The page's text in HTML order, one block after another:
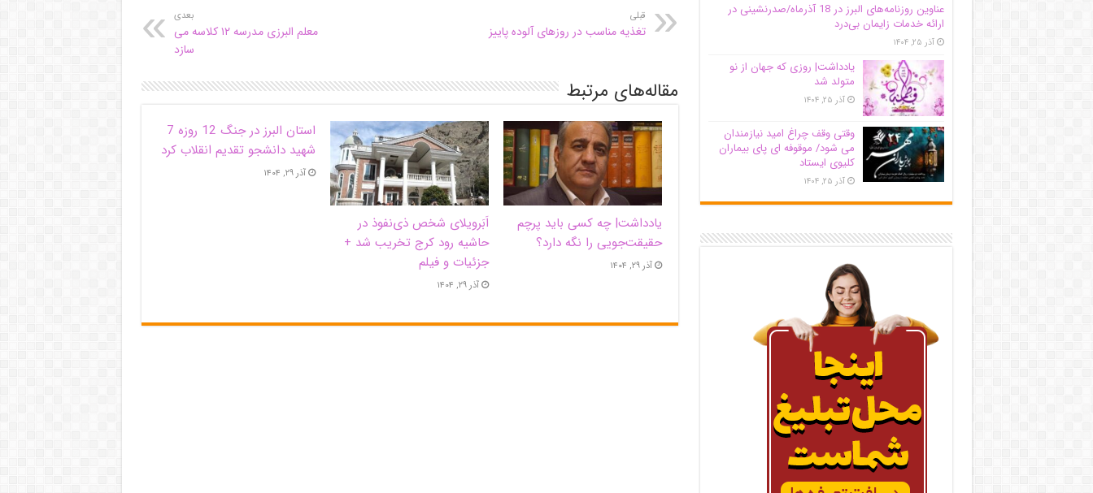
قبلی
تغذیه مناسب در روز‌های آلوده پاییز
بعدی
معلم البرزی مدرسه ۱۲ کلاسه می
سازد
مقاله‌های مرتبط
یادداشت| ‌چه کسی باید پرچم
حقیقت‌جویی را نگه دارد؟
آذر ۲۹, ۱۴۰۴
اَبَر‌ویلای شخص ذی‌نفوذ در
حاشیه‌ رود کرج تخریب شد +
جزئیات و فیلم
آذر ۲۹, ۱۴۰۴
استان البرز در جنگ 12 روزه 7
شهید دانشجو تقدیم انقلاب کرد
آذر ۲۹, ۱۴۰۴
عناوین روزنامه‌های البرز در ‌18 آذرماه/صدرنشینی در
ارائه خدمات زایمان بی‌درد
آذر ۲۵, ۱۴۰۴
یادداشت| روزی که جهان از نو
متولد شد
آذر ۲۵, ۱۴۰۴
وقتی وقف چراغ امید نیازمندان
می شود/ موقوفه ای پای بیماران
کلیوی ایستاد
آذر ۲۵, ۱۴۰۴